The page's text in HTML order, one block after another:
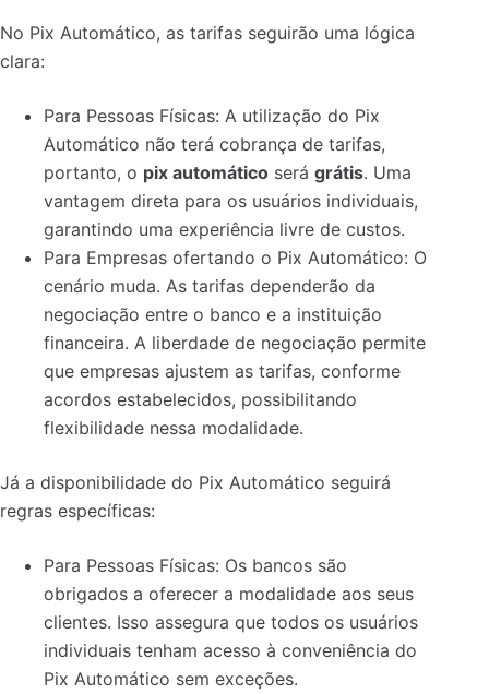
No Pix Automático, as tarifas seguirão uma lógica
clara:
Para Pessoas Físicas: A utilização do Pix
Automático não terá cobrança de tarifas,
portanto, o pix automático será grátis. Uma
vantagem direta para os usuários individuais,
garantindo uma experiência livre de custos.
Para Empresas ofertando o Pix Automático: O
cenário muda. As tarifas dependerão da
negociação entre o banco e a instituição
financeira. A liberdade de negociação permite
que empresas ajustem as tarifas, conforme
acordos estabelecidos, possibilitando
flexibilidade nessa modalidade.
Já a disponibilidade do Pix Automático seguirá
regras específicas:
Para Pessoas Físicas: Os bancos são
obrigados a oferecer a modalidade aos seus
clientes. Isso assegura que todos os usuários
individuais tenham acesso à conveniência do
Pix Automático sem exceções.